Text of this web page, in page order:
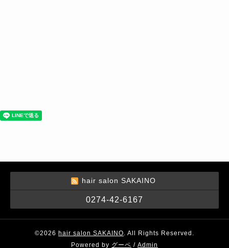
hair salon SAKAINO
0274-42-6167
©2026 hair salon SAKAINO. All Rights Reserved.
Powered by グーペ / Admin